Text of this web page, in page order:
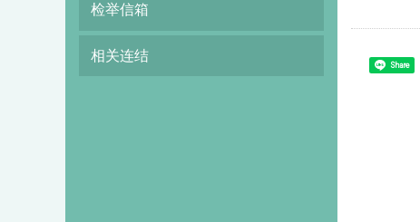
检举信箱
相关连结
Share